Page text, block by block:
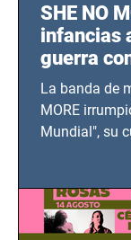
SHE NO
infancias
guerra
TERCERA
MUNDIAL
La banda de
MORE
Mundial", su
bélicos.